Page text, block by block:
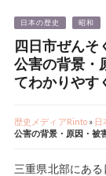
日本の歴史 昭和
四日市ぜんそ
公害の背景・
てわかりやす
歴史メディアRinto» 日
公害の背景・原因・被
三重県北部にあ